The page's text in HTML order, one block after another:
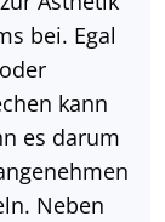
bei. Egal
oder
kann
es darum
Neben